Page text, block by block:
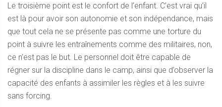
Le troisième point est le confort de l’enfant. C’est vrai qu’il
est là pour avoir son autonomie et son indépendance, mais
que tout cela ne se présente pas comme une torture du
point à suivre les entraînements comme des militaires, non,
ce n’est pas le but. Le personnel doit être capable de
régner sur la discipline dans le camp, ainsi que d’observer la
capacité des enfants à assimiler les règles et à les suivre
sans forcing.